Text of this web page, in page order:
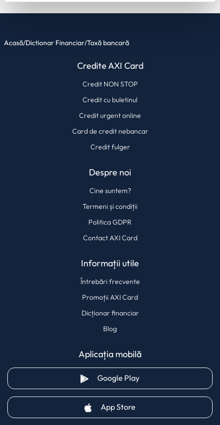
pe website, pentru a analiza traficul pe website, precum
Folosind site-ul fără a modifica setările referitoare la
Află mai multe aici
Acasă/Dictionar Financiar/Taxă bancară
Credite AXI Card
Credit NON STOP
Credit cu buletinul
Credit urgent online
Card de credit nebancar
Credit fulger
Despre noi
Cine suntem?
Termeni și condiții
Politica GDPR
Contact AXI Card
Informații utile
Întrebări frecvente
Promoții AXI Card
Dicționar financiar
Blog
Aplicația mobilă
Google Play(opens in a new tab)
App Store